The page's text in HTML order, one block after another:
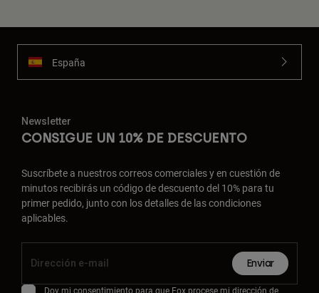
España
Newsletter
CONSIGUE UN 10% DE DESCUENTO
Suscríbete a nuestros correos comerciales y en cuestión de
minutos recibirás un código de descuento del 10% para tu
primer pedido, junto con los detalles de las condiciones
aplicables.
Enviar
Doy mi consentimiento para que Fox procese mi dirección de